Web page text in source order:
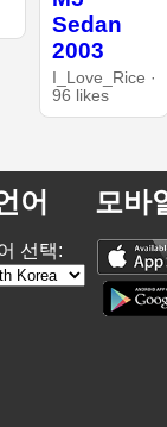
Sedan
2003
I_Love_Rice ·
96 likes
어
선택:
모바